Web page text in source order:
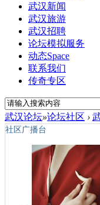
武汉新闻
武汉旅游
武汉招聘
论坛模拟服务
动态Space
联系我们
传奇专区
武汉论坛»论坛社区 ›
社区广播台